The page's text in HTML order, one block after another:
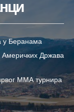
у Беранама
Америчких Држава
ММА турнира